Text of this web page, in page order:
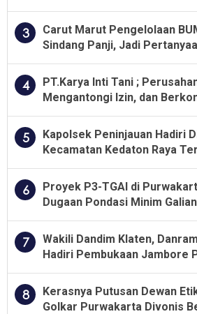
3
Carut Marut Pengelolaan
Sindang Panji, Jadi
4
PT.Karya Inti Tani ;
Mengantongi Izin, dan
5
Kapolsek Peninjauan Hadiri
Kecamatan Kedaton Raya
6
Proyek P3-TGAI di
Dugaan Pondasi Minim
7
Wakili Dandim Klaten,
Hadiri Pembukaan Jambore
8
Kerasnya Putusan Dewan
Golkar Purwakarta Divonis